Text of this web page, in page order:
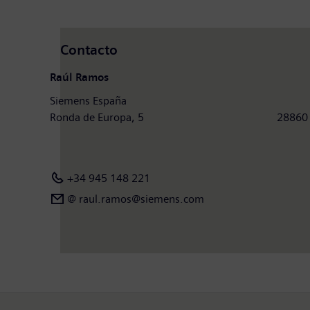
Contacto
Raúl Ramos
Siemens España
Ronda de Europa, 5
+34 945 148 221
@ raul.ramos@siemens.com